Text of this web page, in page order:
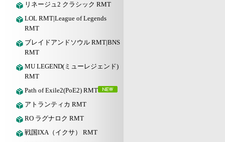
リネージュ2 クラシック RMT
LOL RMT|League of Legends
RMT
ブレイドアンドソウル RMT|BNS
RMT
MU LEGEND(ミューレジェンド)
RMT
Path of Exile2(PoE2) RMT
アトランティカ RMT
RO ラグナロク RMT
戦国IXA（イクサ） RMT